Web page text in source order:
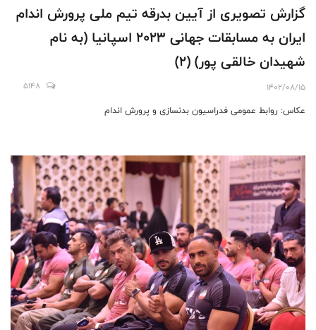
گزارش تصویری از آیین بدرقه تیم ملی پرورش اندام
ایران به مسابقات جهانی ۲۰۲۳ اسپانیا (به نام
شهیدان خالقی پور) (۲)
1402/08/15
5148
عکاس: روابط عمومی فدراسیون بدنسازی و پرورش اندام